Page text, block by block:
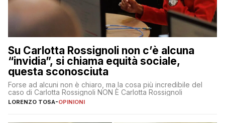
Su Carlotta Rossignoli non c’è alcuna
“invidia”, si chiama equità sociale,
questa sconosciuta
Forse ad alcuni non è chiaro, ma la cosa più incredibile del
caso di Carlotta Rossignoli NON È Carlotta Rossignoli
LORENZO TOSA-OPINIONI